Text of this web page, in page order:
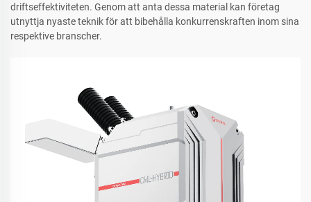
driftseffektiviteten. Genom att anta dessa material kan företag
utnyttja nyaste teknik för att bibehålla konkurrenskraften inom sina
respektive branscher.